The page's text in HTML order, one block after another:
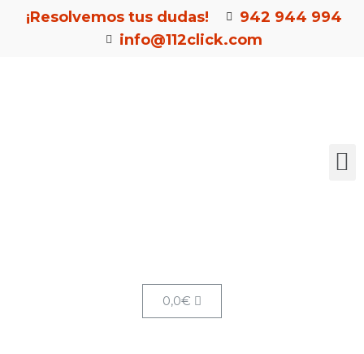
¡Resolvemos tus dudas!
942 944 994
info@112click.com
0,0€